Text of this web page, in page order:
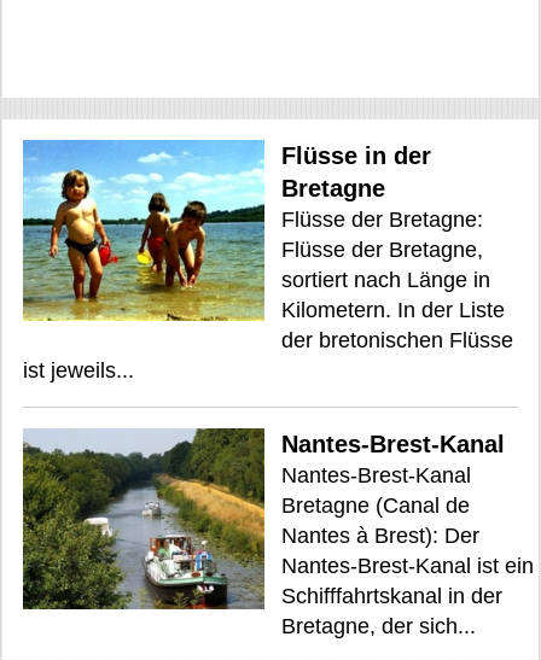
Flüsse in der
Bretagne
Flüsse der Bretagne:
Flüsse der Bretagne,
sortiert nach Länge in
Kilometern. In der Liste
der bretonischen Flüsse
ist jeweils...
Nantes-Brest-Kanal
Nantes-Brest-Kanal
Bretagne (Canal de
Nantes à Brest): Der
Nantes-Brest-Kanal ist ein
Schifffahrtskanal in der
Bretagne, der sich...